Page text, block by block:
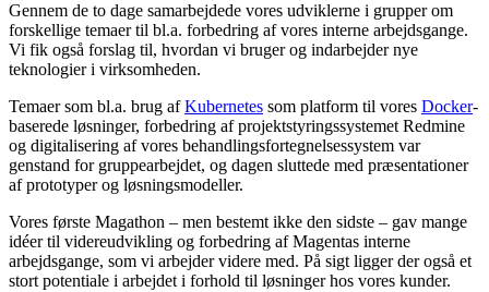
Gennem de to dage samarbejdede vores udviklerne i grupper om
forskellige temaer til bl.a. forbedring af vores interne arbejdsgange.
Vi fik også forslag til, hvordan vi bruger og indarbejder nye
teknologier i virksomheden.
Temaer som bl.a. brug afKubernetes som platform til vores Docker-
baserede løsninger, forbedring af projektstyringssystemet Redmine
og digitalisering af vores behandlingsfortegnelsessystem var
genstand for gruppearbejdet, og dagen sluttede med præsentationer
af prototyper og løsningsmodeller.
Vores første Magathon – men bestemt ikke den sidste – gav mange
idéer til videreudvikling og forbedring af Magentas interne
arbejdsgange, som vi arbejder videre med. På sigt ligger der også et
stort potentiale i arbejdet i forhold til løsninger hos vores kunder.